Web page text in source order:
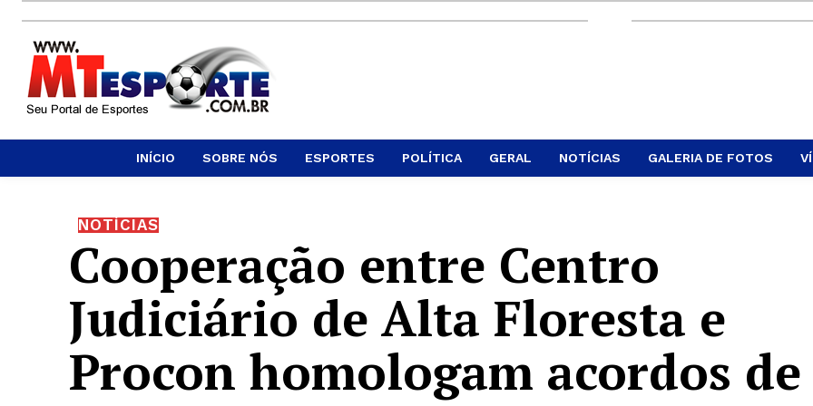
INÍCIO SOBRE NÓS ESPORTES POLÍTICA GERAL NOTÍCIAS GALERIA DE FOTOS
NOTÍCIAS
Cooperação entre Centro
Judiciário de Alta Floresta e
Procon homologam acordos de